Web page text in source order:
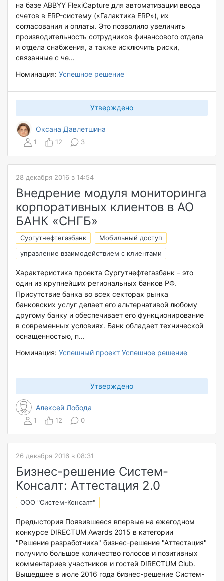
на базе ABBYY FlexiCapture для автоматизации ввода
счетов в ERP-систему («Галактика ERP»), их
согласования и оплаты. Это позволило увеличить
производительность сотрудников финансового отдела
и отдела снабжения, а также исключить риски,
связанные с че...
Номинация: Успешное решение
Оксана Давлетшина
Утверждено
1 12 3
28 декабря 2016 в 14:54
Внедрение модуля мониторинга
корпоративных клиентов в АО
БАНК «СНГБ»
Сургутнефтегазбанк
Мобильный доступ
управление взаимодействием с клиентами
Характеристика проекта Сургутнефтегазбанк – это
один из крупнейших региональных банков РФ.
Присутствие банка во всех секторах рынка
банковских услуг делает его альтернативой любому
другому банку и обеспечивает его функционирование
в современных условиях. Банк обладает технической
оснащенностью, п...
Номинация: Успешный проект Успешное решение
Алексей Лобода
Утверждено
1 12 0
26 декабря 2016 в 08:31
Бизнес-решение Систем-
Консалт: Аттестация 2.0
ООО "Систем-Консалт"
Предыстория Появившееся впервые на ежегодном
конкурсе DIRECTUM Awards 2015 в категории
"Решение разработчика" бизнес-решение "Аттестация"
получило большое количество голосов и позитивных
комментариев участников и гостей DIRECTUM Club.
Вышедшее в июле 2016 года бизнес-решение Систем-